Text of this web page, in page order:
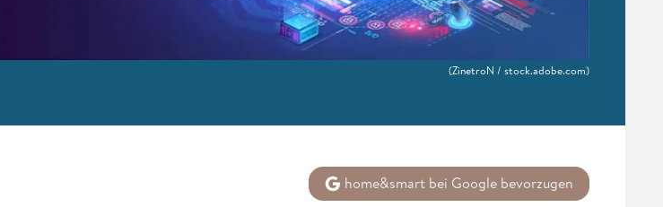
(ZinetroN / stock.adobe.com)
home&smart bei Google bevorzugen